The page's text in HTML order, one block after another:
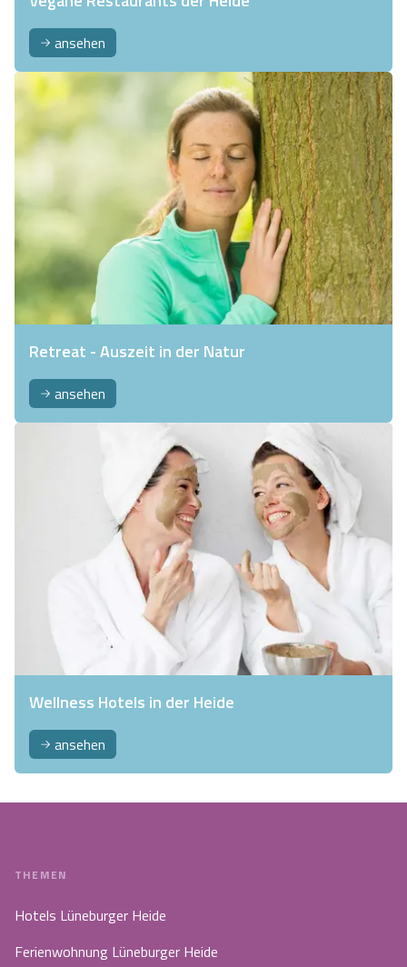
ansehen
Retreat - Auszeit in der Natur
ansehen
Wellness Hotels in der Heide
ansehen
THEMEN
Hotels Lüneburger Heide
Ferienwohnung Lüneburger Heide